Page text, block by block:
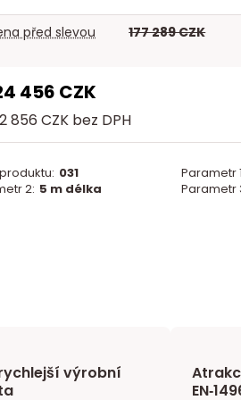
před slevou 177 289 CZK
456 CZK
856 CZK bez DPH
031 Parametr
2: 5 m délka Parametr
výrobní